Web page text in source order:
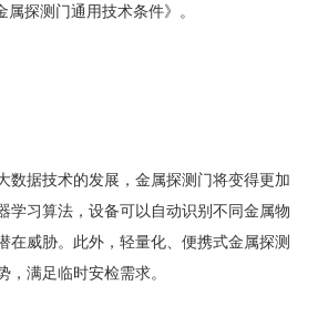
属探测门通用技术条件》。
据技术的发展，金属探测门将变得更加
学习算法，设备可以自动识别不同金属物
在威胁。此外，轻量化、便携式金属探测
，满足临时安检需求。